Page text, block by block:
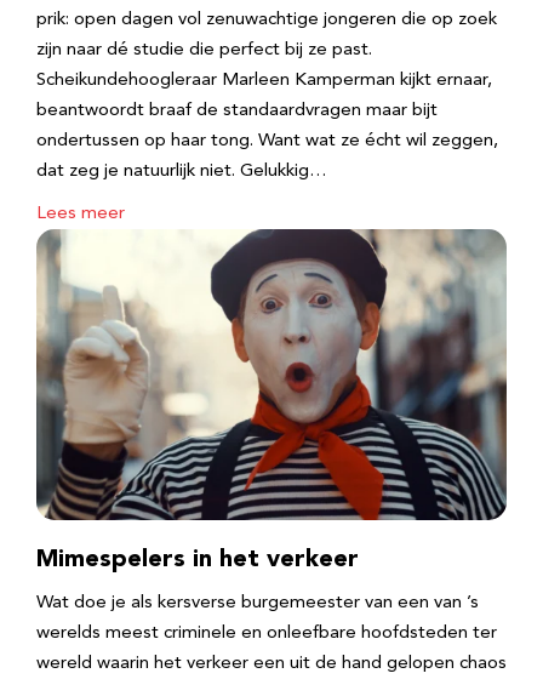
prik: open dagen vol zenuwachtige jongeren die op zoek
zijn naar dé studie die perfect bij ze past.
Scheikundehoogleraar Marleen Kamperman kijkt ernaar,
beantwoordt braaf de standaardvragen maar bijt
ondertussen op haar tong. Want wat ze écht wil zeggen,
dat zeg je natuurlijk niet. Gelukkig…
Lees meer
Mimespelers in het verkeer
Wat doe je als kersverse burgemeester van een van ’s
werelds meest criminele en onleefbare hoofdsteden ter
wereld waarin het verkeer een uit de hand gelopen chaos